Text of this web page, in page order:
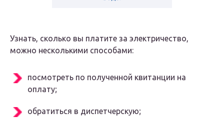
Узнать, сколько вы платите за электричество,
можно несколькими способами:
посмотреть по полученной квитанции на
оплату;
обратиться в диспетчерскую;